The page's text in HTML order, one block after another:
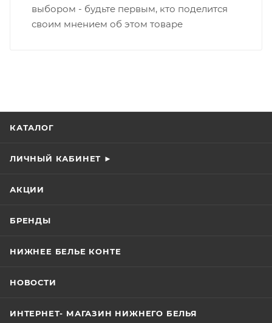
выбором - будьте первым, кто поделится
своим мнением об этом товаре
КАТАЛОГ
ЛИЧНЫЙ КАБИНЕТ ►
АКЦИИ
БРЕНДЫ
НИЖНЕЕ БЕЛЬЕ КОНТЕ
НОВОСТИ
ИНТЕРНЕТ- МАГАЗИН НИЖНЕГО БЕЛЬЯ